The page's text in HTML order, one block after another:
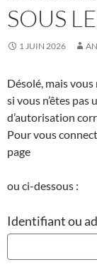
SOUS
1 JUIN 2026
Désolé, mais vous
si vous n’êtes pas
d’autorisation
Pour vous
page
ou ci-dessous :
Identifiant ou